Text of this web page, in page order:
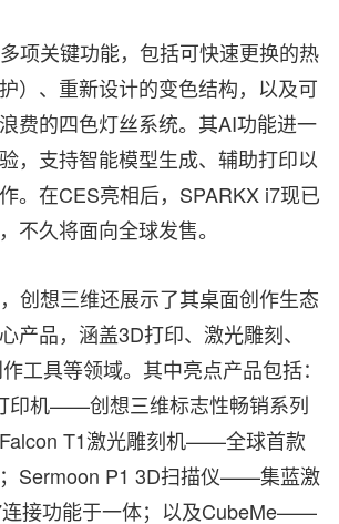
项关键功能，包括可快速更换的热
）、重新设计的变色结构，以及可
费的四色灯丝系统。其AI功能进一
，支持智能模型生成、辅助打印以
。在CES亮相后，SPARKX i7现已
不久将面向全球发售。
创想三维还展示了其桌面创作生态
产品，涵盖3D打印、激光雕刻、
工具等领域。其中亮点产品包括：
印机——创想三维标志性畅销系列
T1激光雕刻机——全球首款
Sermoon P1 3D扫描仪——集蓝激
连接功能于一体；以及CubeMe——